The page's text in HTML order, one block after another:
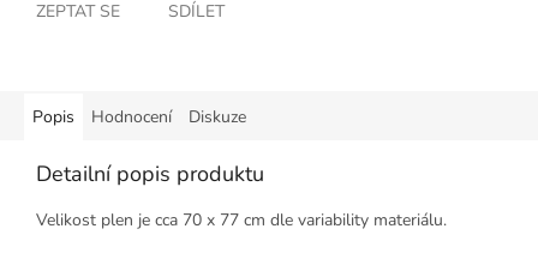
ZEPTAT SE SDÍLET
Popis Hodnocení Diskuze
Detailní popis produktu
Velikost plen je cca 70 x 77 cm dle variability materiálu.